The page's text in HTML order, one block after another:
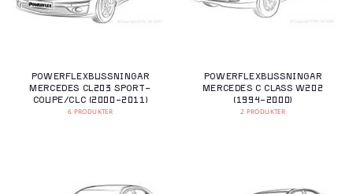
POWERFLEXBUSSNINGAR
MERCEDES CL203 SPORT-
COUPE/CLC (2000-2011)
6 PRODUKTER
POWERFLEXBUSSNINGAR
MERCEDES C CLASS W202
(1994-2000)
2 PRODUKTER